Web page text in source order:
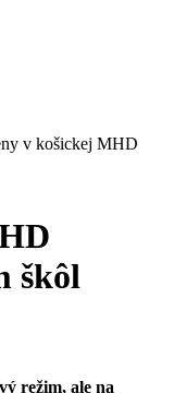
v košickej MHD
škôl
režim, ale na